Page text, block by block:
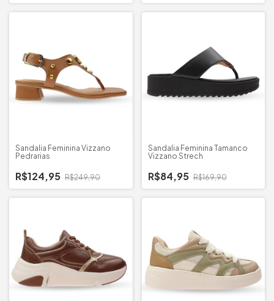
Sandalia Feminina Vizzano
Pedrarias
R$124,95 R$249,90
Sandalia Feminina Tamanco
Vizzano Strech
R$84,95 R$169,90